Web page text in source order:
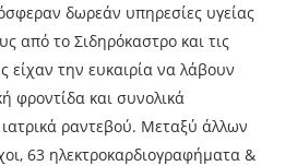
δωρεάν υπηρεσίες υγείας
από το Σιδηρόκαστρο και τις
είχαν την ευκαιρία να λάβουν
φροντίδα και συνολικά
ραντεβού. Μεταξύ άλλων
63 ηλεκτροκαρδιογραφήματα &